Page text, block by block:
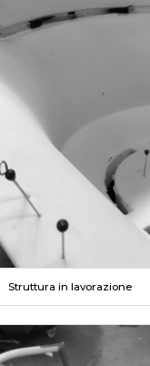
Struttura in lavorazione